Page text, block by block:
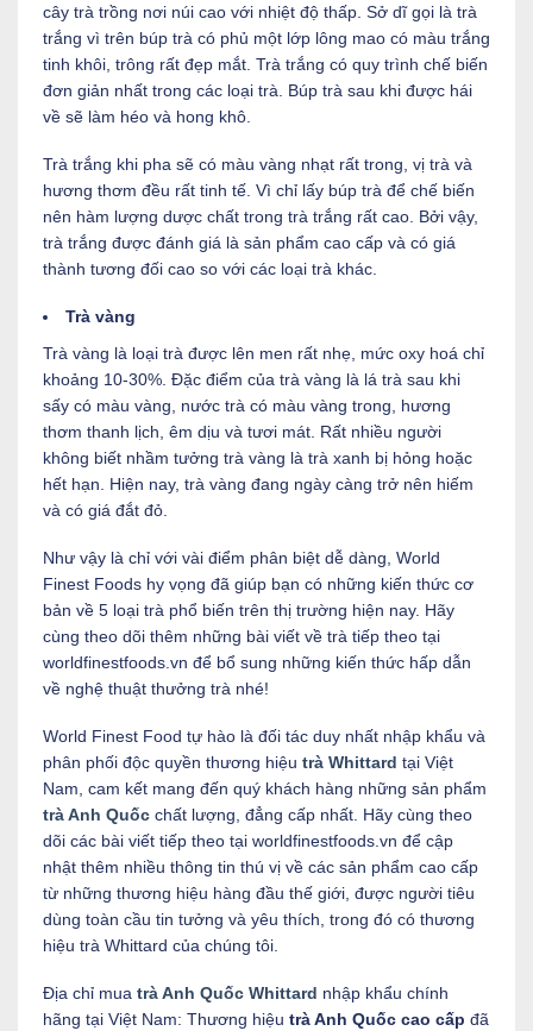
cây trà trồng nơi núi cao với nhiệt độ thấp. Sở dĩ gọi là trà
trắng vì trên búp trà có phủ một lớp lông mao có màu trắng
tinh khôi, trông rất đẹp mắt. Trà trắng có quy trình chế biến
đơn giản nhất trong các loại trà. Búp trà sau khi được hái
về sẽ làm héo và hong khô.
Trà trắng khi pha sẽ có màu vàng nhạt rất trong, vị trà và
hương thơm đều rất tinh tế. Vì chỉ lấy búp trà để chế biến
nên hàm lượng dược chất trong trà trắng rất cao. Bởi vậy,
trà trắng được đánh giá là sản phẩm cao cấp và có giá
thành tương đối cao so với các loại trà khác.
Trà vàng
Trà vàng là loại trà được lên men rất nhẹ, mức oxy hoá chỉ
khoảng 10-30%. Đặc điểm của trà vàng là lá trà sau khi
sấy có màu vàng, nước trà có màu vàng trong, hương
thơm thanh lịch, êm dịu và tươi mát. Rất nhiều người
không biết nhầm tưởng trà vàng là trà xanh bị hỏng hoặc
hết hạn. Hiện nay, trà vàng đang ngày càng trở nên hiếm
và có giá đắt đỏ.
Như vậy là chỉ với vài điểm phân biệt dễ dàng, World
Finest Foods hy vọng đã giúp bạn có những kiến thức cơ
bản về 5 loại trà phổ biến trên thị trường hiện nay. Hãy
cùng theo dõi thêm những bài viết về trà tiếp theo tại
worldfinestfoods.vn để bổ sung những kiến thức hấp dẫn
về nghệ thuật thưởng trà nhé!
World Finest Food tự hào là đối tác duy nhất nhập khẩu và
phân phối độc quyền thương hiệu trà Whittard tại Việt
Nam, cam kết mang đến quý khách hàng những sản phẩm
trà Anh Quốc chất lượng, đẳng cấp nhất. Hãy cùng theo
dõi các bài viết tiếp theo tại worldfinestfoods.vn để cập
nhật thêm nhiều thông tin thú vị về các sản phẩm cao cấp
từ những thương hiệu hàng đầu thế giới, được người tiêu
dùng toàn cầu tin tưởng và yêu thích, trong đó có thương
hiệu trà Whittard của chúng tôi.
Địa chỉ mua trà Anh Quốc Whittard nhập khẩu chính
hãng tại Việt Nam: Thương hiệu trà Anh Quốc cao cấp đã